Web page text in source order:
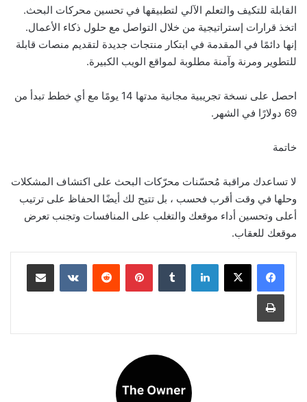
القابلة للتكيف والتعلم الآلي لتطبيقها في تحسين محركات البحث.
اتخذ قرارات إستراتيجية من خلال التواصل مع حلول ذكاء الأعمال.
إنها دائمًا في المقدمة في ابتكار منتجات جديدة لتقديم منصات قابلة
للتطوير ومرنة وآمنة مطلوبة لمواقع الويب الكبيرة.
احصل على نسخة تجريبية مجانية مدتها 14 يومًا مع أي خطط تبدأ من
69 دولارًا في الشهر.
خاتمة
لا تساعدك مراقبة مُحسّنات محرّكات البحث على اكتشاف المشكلات
وحلها في وقت أقرب فحسب ، بل تتيح لك أيضًا الحفاظ على ترتيب
أعلى وتحسين أداء موقعك والتغلب على المنافسات وتجنب تعرض
موقعك للعقاب.
لينكدإن بينتيريست مشاركة عبر البريد
طباعة